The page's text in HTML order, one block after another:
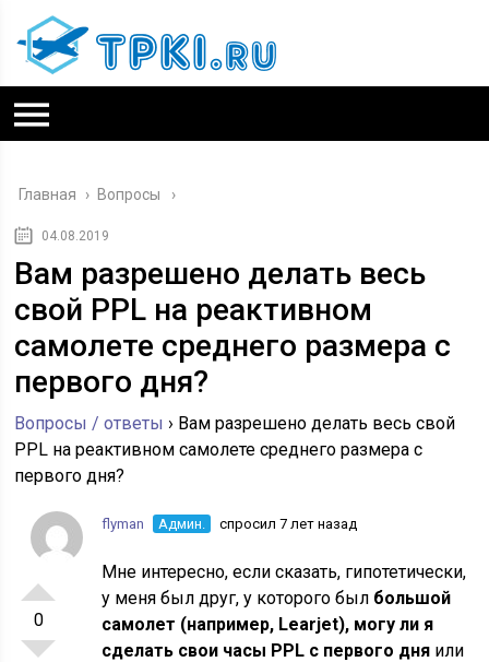
Главная › Вопросы
04.08.2019
Вам разрешено делать весь
свой PPL на реактивном
самолете среднего размера с
первого дня?
Вопросы / ответы › Вам разрешено делать весь свой
PPL на реактивном самолете среднего размера с
первого дня?
0
flyman Админ. спросил 7 лет назад
Мне интересно, если сказать, гипотетически,
у меня был друг, у которого был большой
самолет (например, Learjet), могу ли я
сделать свои часы PPL с первого дня или